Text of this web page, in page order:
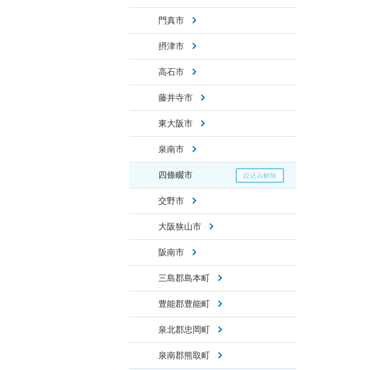
門真市
摂津市
高石市
藤井寺市
東大阪市
泉南市
四條畷市
交野市
大阪狭山市
阪南市
三島郡島本町
豊能郡豊能町
泉北郡忠岡町
泉南郡熊取町